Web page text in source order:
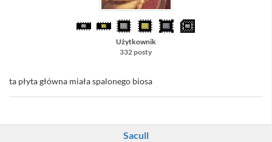
Użytkownik
332 posty
ta płyta główna miała spalonego biosa
Sacull